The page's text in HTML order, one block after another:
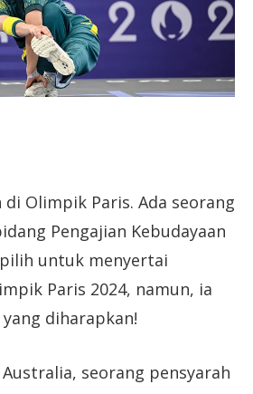
Olimpik Paris. Ada seorang
Pengajian Kebudayaan
untuk menyertai
Paris 2024, namun, ia
diharapkan!
seorang pensyarah